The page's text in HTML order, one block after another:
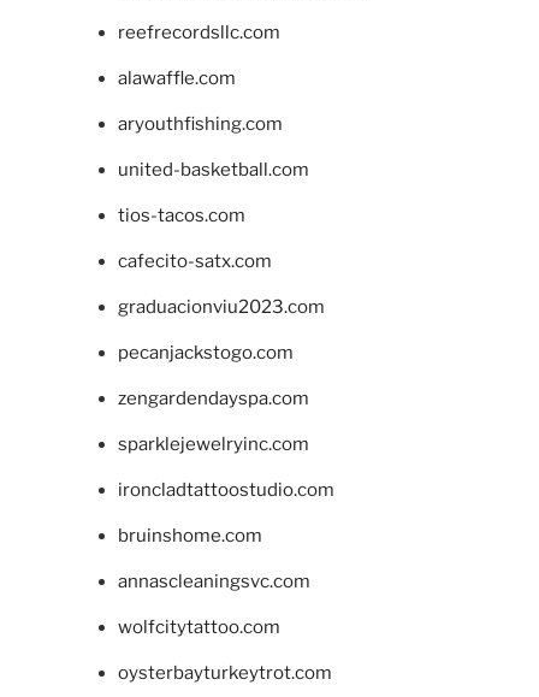
reefrecordsllc.com
alawaffle.com
aryouthfishing.com
united-basketball.com
tios-tacos.com
cafecito-satx.com
graduacionviu2023.com
pecanjackstogo.com
zengardendayspa.com
sparklejewelryinc.com
ironcladtattoostudio.com
bruinshome.com
annascleaningsvc.com
wolfcitytattoo.com
oysterbayturkeytrot.com